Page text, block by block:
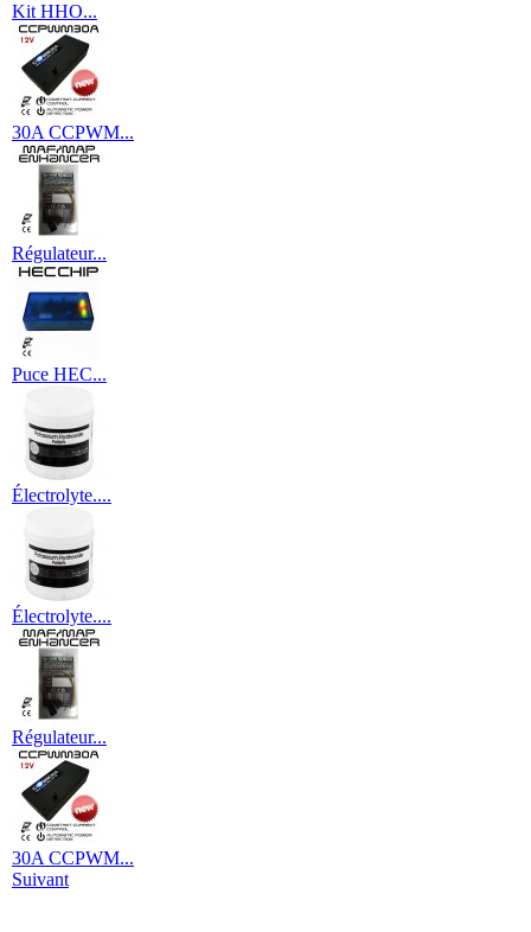
Kit HHO...
30A CCPWM...
Régulateur...
Puce HEC...
Électrolyte....
Électrolyte....
Régulateur...
30A CCPWM...
Suivant